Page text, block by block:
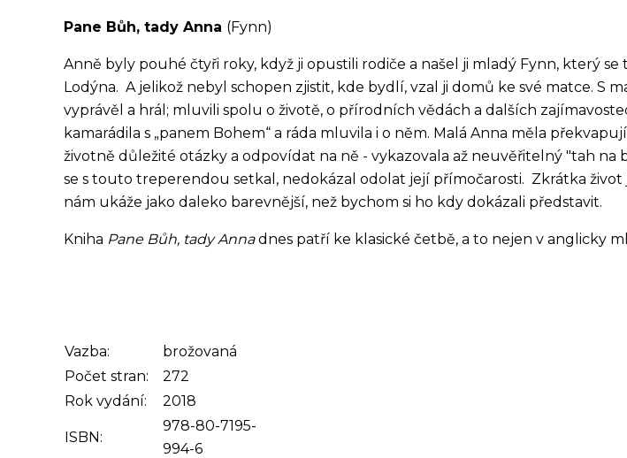
Pane Bůh, tady Anna (Fynn)
Anně byly pouhé čtyři roky, když ji opustili rodiče a našel ji mladý Fynn, který
Lodýna. A jelikož nebyl schopen zjistit, kde bydlí, vzal ji domů ke své matce. S
vyprávěl a hrál; mluvili spolu o životě, o přírodních vědách a dalších
kamarádila s „panem Bohem“ a ráda mluvila i o něm. Malá Anna měla
životně důležité otázky a odpovídat na ně - vykazovala až neuvěřitelný "tah na
se s touto treperendou setkal, nedokázal odolat její přímočarosti. Zkrátka život
nám ukáže jako daleko barevnější, než bychom si ho kdy dokázali představit.
Kniha Pane Bůh, tady Annadnes patří ke klasické četbě, a to nejen v anglicky
Vazba:
brožovaná
Počet stran:
272
Rok vydání:
2018
ISBN:
978-80-7195-
994-6